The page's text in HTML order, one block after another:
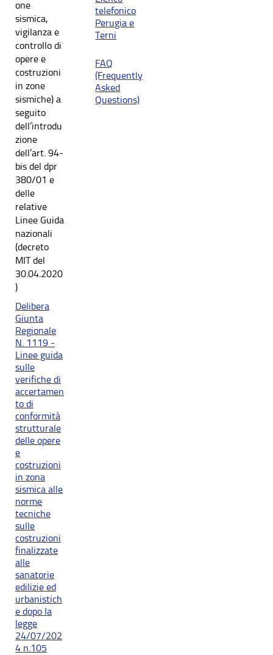
one
sismica,
vigilanza e
controllo di
opere e
costruzioni
in zone
sismiche) a
seguito
dell’introdu
zione
dell’art. 94-
bis del dpr
380/01 e
delle
relative
Linee Guida
nazionali
(decreto
MIT del
30.04.2020
)
Delibera
Giunta
Regionale
N. 1119 -
Linee guida
sulle
verifiche di
accertamen
to di
conformità
strutturale
delle opere
e
costruzioni
in zona
sismica alle
norme
tecniche
sulle
costruzioni
finalizzate
alle
sanatorie
edilizie ed
urbanistich
e dopo la
legge
24/07/202
4 n.105
telefonico
Perugia e
Terni
FAQ
(Frequently
Asked
Questions)